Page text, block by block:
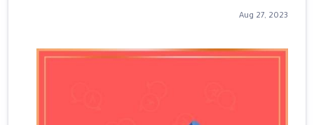
Aug 27, 2023